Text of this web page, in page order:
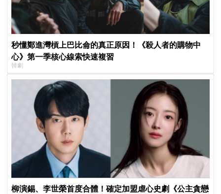
秒懂鄭進灣槓上巴比侖的真正原因！《殺人者的購物中
心》第一季核心線索快速複習
韓劇
柳演錫、李世榮首度合體！確定加盟虐心史劇《公主貪戀